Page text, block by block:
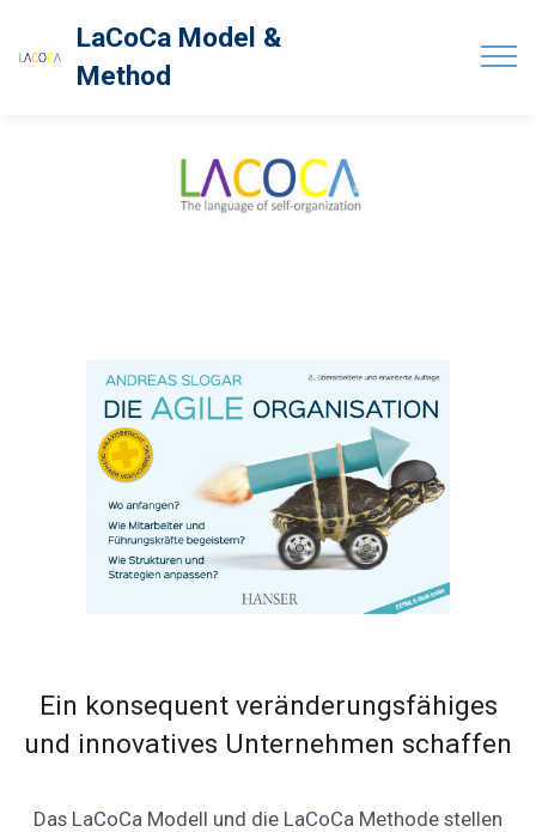
LaCoCa Model &
Method
Ein konsequent veränderungsfähiges
und innovatives Unternehmen schaffen
Das LaCoCa Modell und die LaCoCa Methode stellen